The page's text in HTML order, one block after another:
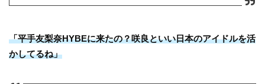
「平手友梨奈HYBEに来たの？咲良といい日本のアイドルを活
かしてるね」